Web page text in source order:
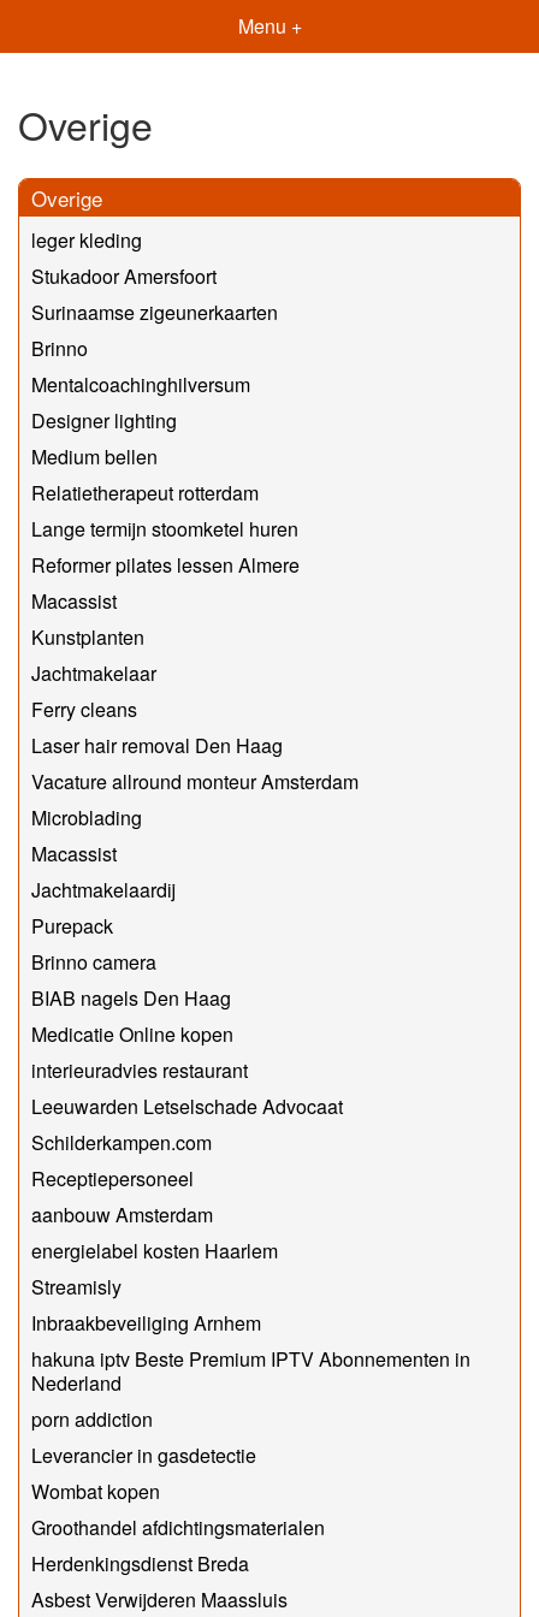
Menu +
Overige
Overige
leger kleding
Stukadoor Amersfoort
Surinaamse zigeunerkaarten
Brinno
Mentalcoachinghilversum
Designer lighting
Medium bellen
Relatietherapeut rotterdam
Lange termijn stoomketel huren
Reformer pilates lessen Almere
Macassist
Kunstplanten
Jachtmakelaar
Ferry cleans
Laser hair removal Den Haag
Vacature allround monteur Amsterdam
Microblading
Macassist
Jachtmakelaardij
Purepack
Brinno camera
BIAB nagels Den Haag
Medicatie Online kopen
interieuradvies restaurant
Leeuwarden Letselschade Advocaat
Schilderkampen.com
Receptiepersoneel
aanbouw Amsterdam
energielabel kosten Haarlem
Streamisly
Inbraakbeveiliging Arnhem
hakuna iptv Beste Premium IPTV Abonnementen in
Nederland
porn addiction
Leverancier in gasdetectie
Wombat kopen
Groothandel afdichtingsmaterialen
Herdenkingsdienst Breda
Asbest Verwijderen Maassluis